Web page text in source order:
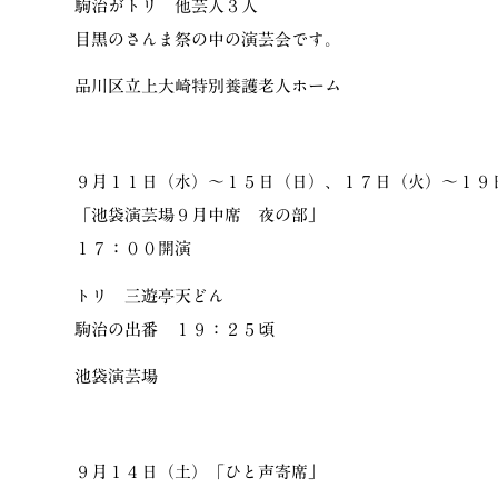
駒治がトリ 他芸人３人
目黒のさんま祭の中の演芸会です。
品川区立上大崎特別養護老人ホーム
９月１１日（水）〜１５日（日）、１７日（火）〜１９
「池袋演芸場９月中席 夜の部」
１７：００開演
トリ 三遊亭天どん
駒治の出番 １９：２５頃
池袋演芸場
９月１４日（土）「ひと声寄席」